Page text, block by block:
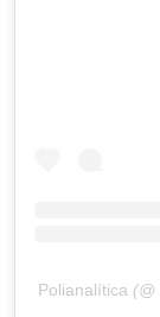
Polianalítica (@